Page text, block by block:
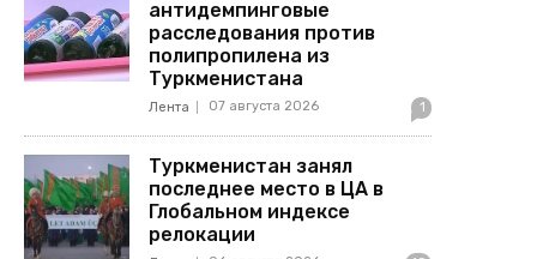
антидемпинговые
расследования против
полипропилена из
Туркменистана
Лента 07 августа 2026 1
Туркменистан занял
последнее место в ЦА в
Глобальном индексе
релокации